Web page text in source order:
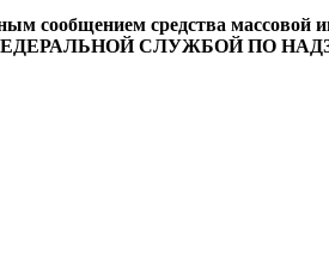
сообщением средства массовой
ФЕДЕРАЛЬНОЙ СЛУЖБОЙ